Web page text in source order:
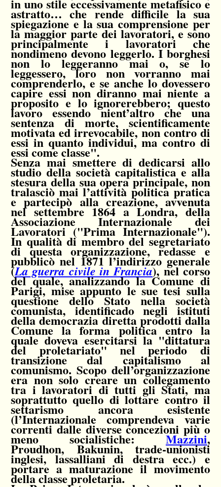
in uno stile eccessivamente metafisico e
astratto… che rende difficile la sua
spiegazione e la sua comprensione per
la maggior parte dei lavoratori, e sono
principalmente i lavoratori che
nondimeno devono leggerlo. I borghesi
non lo leggeranno mai o, se lo
leggessero, loro non vorranno mai
comprenderlo, e se anche lo dovessero
capire essi non diranno mai niente a
proposito e lo ignorerebbero; questo
lavoro essendo nient’altro che una
sentenza di morte, scientificamente
motivata ed irrevocabile, non contro di
essi in quanto individui, ma contro di
essi come classe".
Senza mai smettere di dedicarsi allo
studio della società capitalistica e alla
stesura della sua opera principale, non
tralasciò mai l’attività politica pratica
e partecipò alla creazione, avvenuta
nel settembre 1864 a Londra, della
Associazione Internazionale dei
Lavoratori ("Prima Internazionale").
In qualità di membro del segretariato
di questa organizzazione, redasse e
pubblicò nel 1871 l’indirizzo generale
(La guerra civile in Francia), nel corso
del quale, analizzando la Comune di
Parigi, mise appunto le sue tesi sulla
questione dello Stato nella società
comunista, identificado negli istituti
della democrazia diretta prodotti dalla
Comune la forma politica entro la
quale doveva esercitarsi la "dittatura
del proletariato" nel periodo di
transizione dal capitalismo al
comunismo. Scopo dell’organizzazione
era non solo creare un collegamento
tra i lavoratori di tutti gli Stati, ma
soprattutto quello di lottare contro il
settarismo ancora esistente
(l’Internazionale comprendeva varie
correnti dalle diverse concezioni più o
meno socialistiche:Mazzini,
Proudhon, Bakunin, trade-unionisti
inglesi, lassalliani di destra ecc.) e
portare a maturazione il movimento
della classe proletaria.